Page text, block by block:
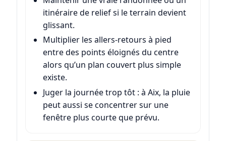
itinéraire de relief si le terrain devient
glissant.
Multiplier les allers-retours à pied
entre des points éloignés du centre
alors qu’un plan couvert plus simple
existe.
Juger la journée trop tôt : à Aix, la pluie
peut aussi se concentrer sur une
fenêtre plus courte que prévu.